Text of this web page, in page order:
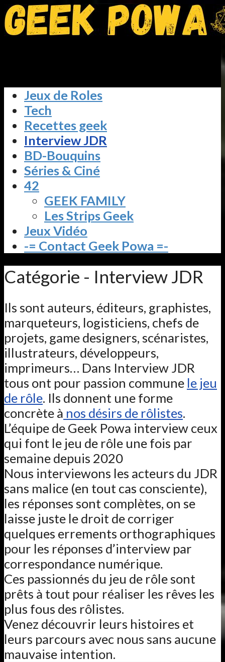
Jeux de Roles
Tech
Recettes geek
Interview JDR
BD-Bouquins
Séries & Ciné
42
GEEK FAMILY
Les Strips Geek
Jeux Vidéo
-= Contact Geek Powa =-
Catégorie - Interview JDR
Ils sont auteurs, éditeurs, graphistes,
marqueteurs, logisticiens, chefs de
projets, game designers, scénaristes,
illustrateurs, développeurs,
imprimeurs… Dans Interview JDR
tous ont pour passion commune le jeu
de rôle. Ils donnent une forme
concrète à nos désirs de rôlistes.
L’équipe de Geek Powa interview ceux
qui font le jeu de rôle une fois par
semaine depuis 2020
Nous interviewons les acteurs du JDR
sans malice (en tout cas consciente),
les réponses sont complètes, on se
laisse juste le droit de corriger
quelques errements orthographiques
pour les réponses d’interview par
correspondance numérique.
Ces passionnés du jeu de rôle sont
prêts à tout pour réaliser les rêves les
plus fous des rôlistes.
Venez découvrir leurs histoires et
leurs parcours avec nous sans aucune
mauvaise intention.